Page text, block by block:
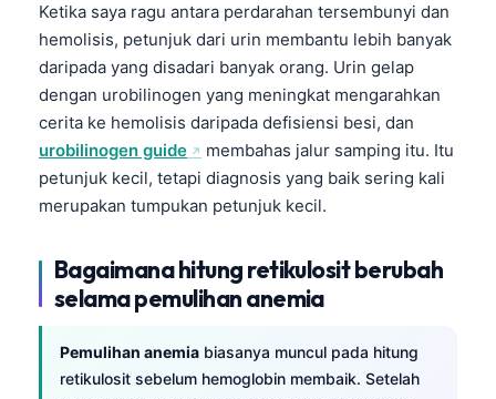
Ketika saya ragu antara perdarahan tersembunyi dan
hemolisis, petunjuk dari urin membantu lebih banyak
daripada yang disadari banyak orang. Urin gelap
dengan urobilinogen yang meningkat mengarahkan
cerita ke hemolisis daripada defisiensi besi, dan
urobilinogen guide
membahas jalur samping itu. Itu
petunjuk kecil, tetapi diagnosis yang baik sering kali
merupakan tumpukan petunjuk kecil.
Bagaimana hitung retikulosit berubah
selama pemulihan anemia
Pemulihan anemia biasanya muncul pada hitung
retikulosit sebelum hemoglobin membaik. Setelah
অসমীয়া
Galego
Македонски јазик
Gàidhlig
Occitan
العربية المغربية
Afrikaans
Монгол
ພາສາລາວ